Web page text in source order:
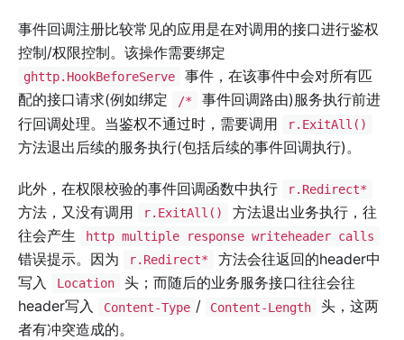
事件回调注册比较常见的应用是在对调用的接口进行鉴权
控制/权限控制。该操作需要绑定
ghttp.HookBeforeServe
事件，在该事件中会对所有匹
配的接口请求(例如绑定
/*
事件回调路由)服务执行前进
行回调处理。当鉴权不通过时，需要调用
r.ExitAll()
方法退出后续的服务执行(包括后续的事件回调执行)。
此外，在权限校验的事件回调函数中执行 r.Redirect*
方法，又没有调用 r.ExitAll()
方法退出业务执行，往
往会产生
http multiple response writeheader calls
错误提示。因为 r.Redirect*
方法会往返回的header中
写入
Location
头；而随后的业务服务接口往往会往
header写入
Content-Type / Content-Length
头，这两
者有冲突造成的。